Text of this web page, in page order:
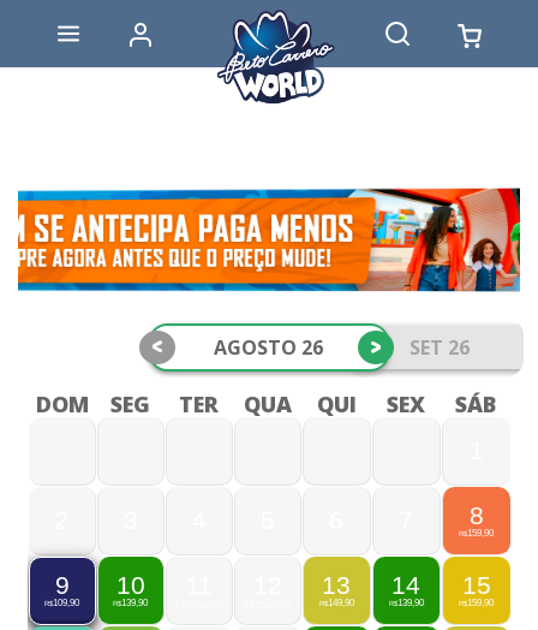
AGOSTO 26 SET 26
< >
DOM SEG TER QUA QUI SEX SÁB
8
R$159,90
9
R$109,90
10
R$139,90
13
R$149,90
14
R$139,90
15
R$159,90